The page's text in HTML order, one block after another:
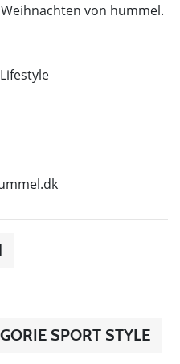
von hummel.
SPORT STYLE